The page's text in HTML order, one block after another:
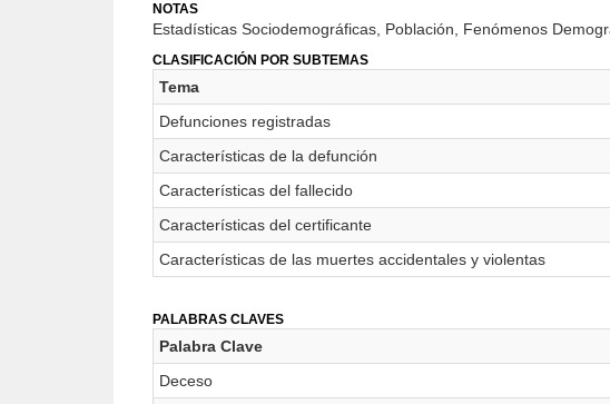
NOTAS
Estadísticas Sociodemográficas, Población, Fenómenos
CLASIFICACIÓN POR SUBTEMAS
Tema
Defunciones registradas
Características de la defunción
Características del fallecido
Características del certificante
Características de las muertes accidentales y violentas
PALABRAS CLAVES
Palabra Clave
Deceso